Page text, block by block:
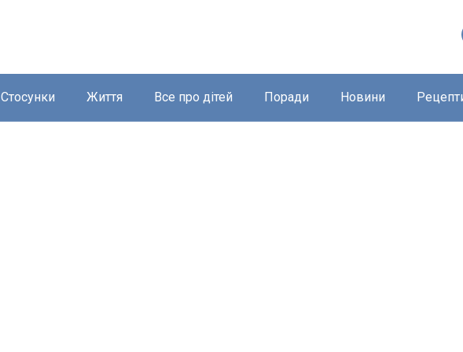
Стосунки Життя Все про дітей Поради Новини